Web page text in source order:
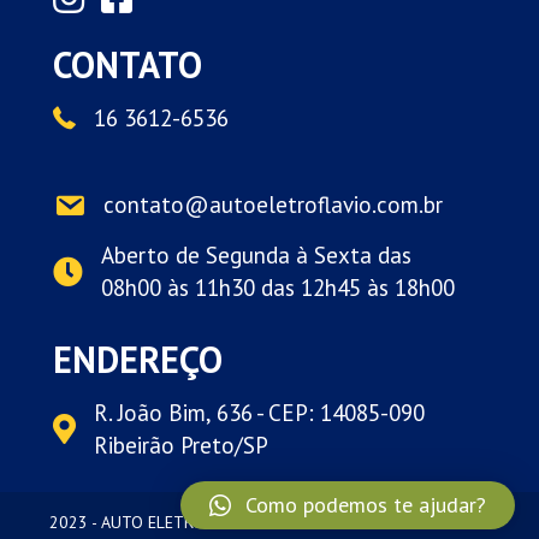
CONTATO
16 3612-6536
contato@autoeletroflavio.com.br
Aberto de Segunda à Sexta das
08h00 às 11h30 das 12h45 às 18h00
ENDEREÇO
R. João Bim, 636 - CEP: 14085-090
Ribeirão Preto/SP
2023 - AUTO ELETRO FLÁVIO - Todos os Direitos Reservados
Como podemos te ajudar?